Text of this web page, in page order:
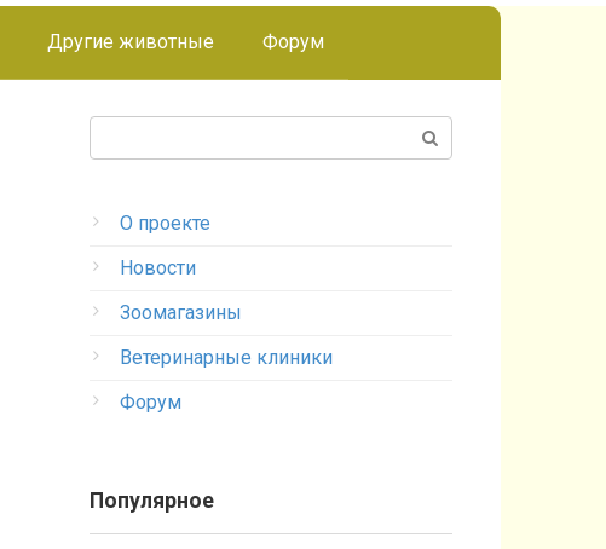
Другие животные Форум
О проекте
Новости
Зоомагазины
Ветеринарные клиники
Форум
Популярное